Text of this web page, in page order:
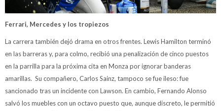
Ferrari, Mercedes y los tropiezos
La carrera también dejó drama en otros frentes. Lewis Hamilton terminó
en las barreras y, para colmo, recibió una penalización de cinco puestos
en la parrilla para la próxima cita en Monza por ignorar banderas
amarillas. Su compañero, Carlos Sainz, tampoco se fue ileso: fue
sancionado tras un incidente con Lawson. En cambio, Fernando Alonso
salvó los muebles con un octavo puesto que, aunque discreto, le permitió